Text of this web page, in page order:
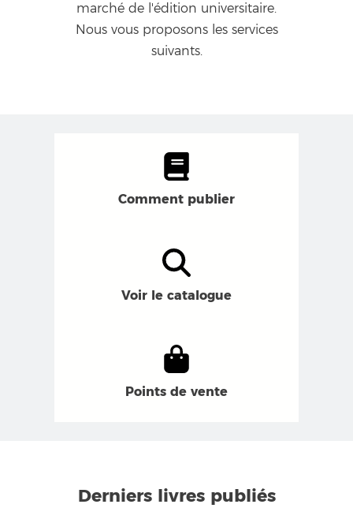
marché de l'édition universitaire.
Nous vous proposons les services
suivants.
Comment publier
Voir le catalogue
Points de vente
Derniers livres publiés